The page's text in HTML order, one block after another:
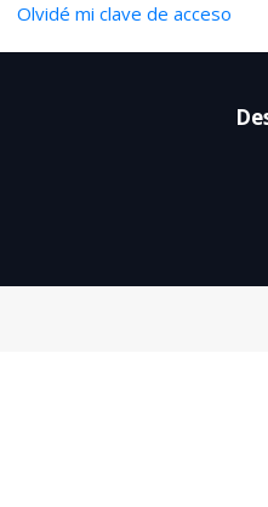
Olvidé mi clave de acceso